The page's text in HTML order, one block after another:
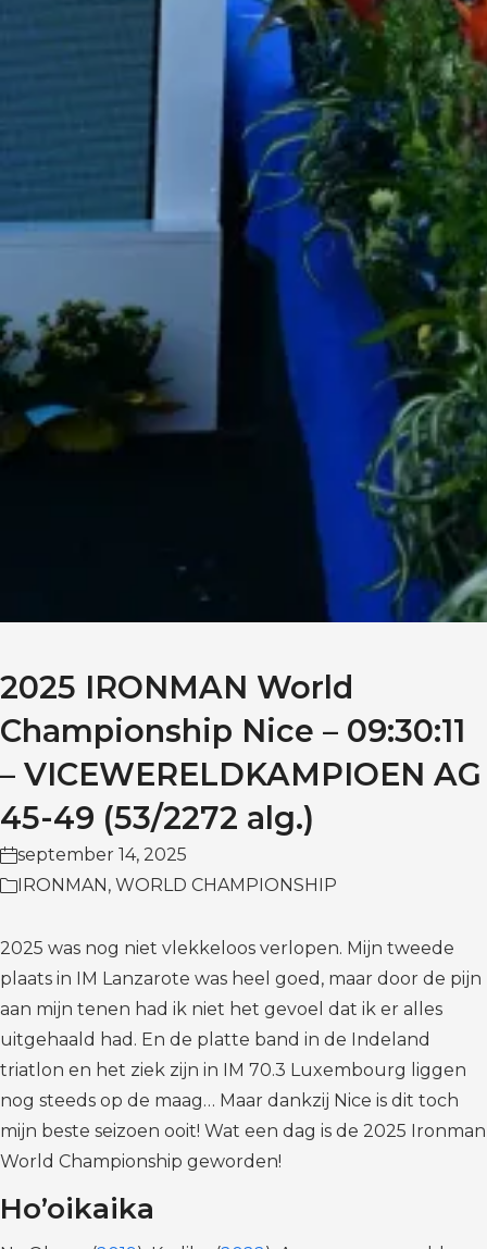
2025 IRONMAN World
Championship Nice – 09:30:11
– VICEWERELDKAMPIOEN AG
45-49 (53/2272 alg.)
september 14, 2025
IRONMAN, WORLD CHAMPIONSHIP
2025 was nog niet vlekkeloos verlopen. Mijn tweede
plaats in IM Lanzarote was heel goed, maar door de pijn
aan mijn tenen had ik niet het gevoel dat ik er alles
uitgehaald had. En de platte band in de Indeland
triatlon en het ziek zijn in IM 70.3 Luxembourg liggen
nog steeds op de maag… Maar dankzij Nice is dit toch
mijn beste seizoen ooit! Wat een dag is de 2025 Ironman
World Championship geworden!
Ho’oikaika